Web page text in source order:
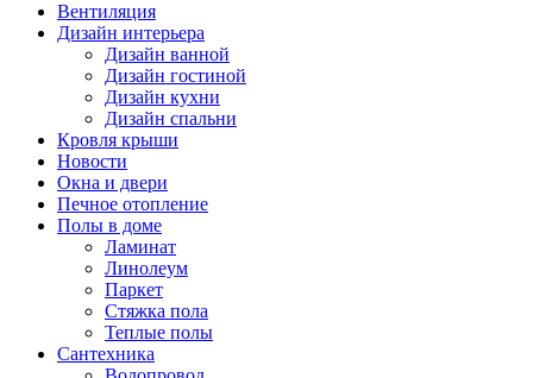
Вентиляция
Дизайн интерьера
Дизайн ванной
Дизайн гостиной
Дизайн кухни
Дизайн спальни
Кровля крыши
Новости
Окна и двери
Печное отопление
Полы в доме
Ламинат
Линолеум
Паркет
Стяжка пола
Теплые полы
Сантехника